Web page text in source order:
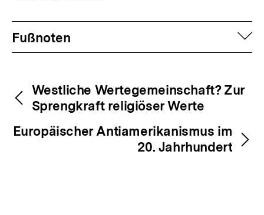
Fussnoten
Fußnoten
Inhaltsnavigation
Inhaltsnavigation
Westliche Wertegemeinschaft? Zur
Sprengkraft religiöser Werte
Europäischer Antiamerikanismus im
20. Jahrhundert